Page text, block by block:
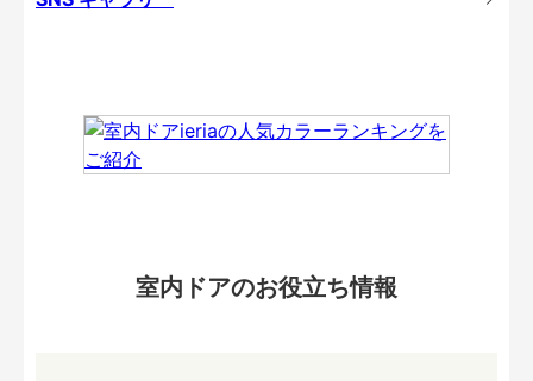
室内ドアのお役立ち情報